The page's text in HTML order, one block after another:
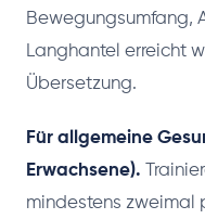
Bewegungsumfang,
Langhantel erreicht
Übersetzung.
Für allgemeine
Erwachsene).
mindestens zweimal